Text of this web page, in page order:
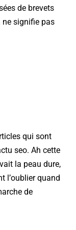
de brevets
ne signifie pas
qui sont
seo. Ah cette
la peau dure,
l’oublier quand
de